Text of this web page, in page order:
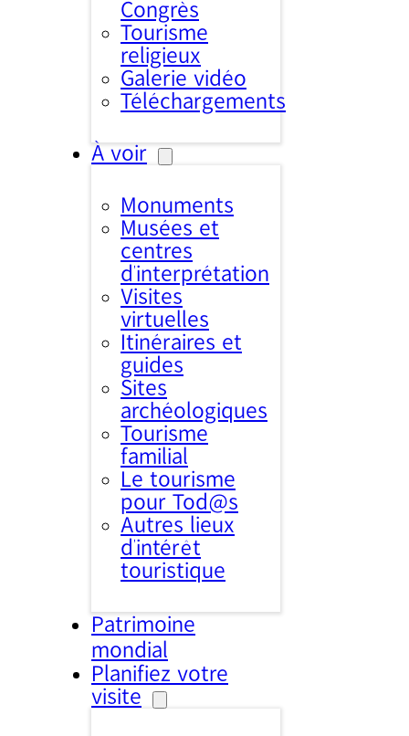
Congrès
Tourisme
religieux
Galerie vidéo
Téléchargements
À voir
Monuments
Musées et
centres
d’interprétation
Visites
virtuelles
Itinéraires et
guides
Sites
archéologiques
Tourisme
familial
Le tourisme
pour Tod@s
Autres lieux
d'intérêt
touristique
Patrimoine
mondial
Planifiez votre
visite